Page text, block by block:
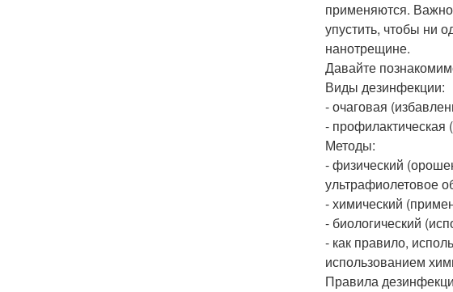
применяются.
упустить, чтобы ни
нанотрещине.
Давайте
Виды дезинфекции:
- очаговая
- профилактическая
Методы:
- физический
ультрафиолетовое
- химический
- биологический
- как правило,
использованием
Правила